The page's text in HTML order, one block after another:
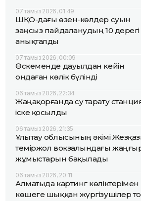
07 тамыз 2026, 01:49
ШҚО-дағы өзен-көлдер суын
заңсыз пайдаланудың 10 дерегі
анықталды
07 тамыз 2026, 00:09
Өскеменде дауылдан кейін
ондаған көлік бүлінді
06 тамыз 2026, 22:34
Жаңақорғанда су тарату
іске қосылды
06 тамыз 2026, 21:35
Ұлытау облысының әкімі
теміржол вокзалындағы
жұмыстарын бақылады
06 тамыз 2026, 20:11
Алматыда картинг көліктерімен
көшеге шыққан жүргізушілер